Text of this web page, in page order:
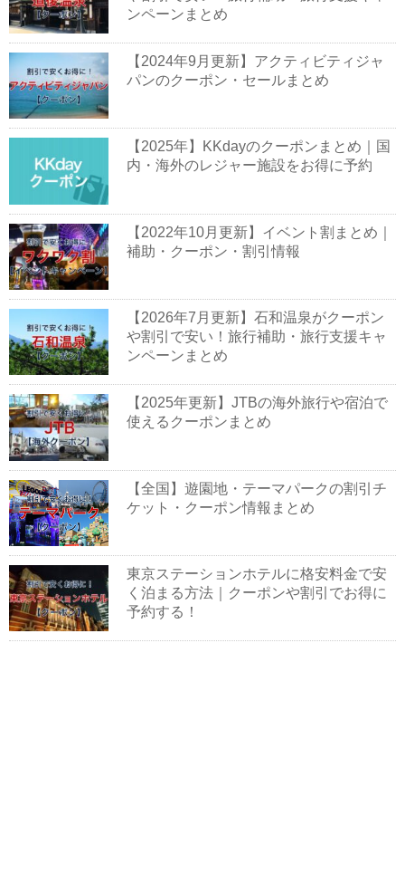
ンペーンまとめ
【2024年9月更新】アクティビティジャ
パンのクーポン・セールまとめ
【2025年】KKdayのクーポンまとめ｜国
内・海外のレジャー施設をお得に予約
【2022年10月更新】イベント割まとめ｜
補助・クーポン・割引情報
【2026年7月更新】石和温泉がクーポン
や割引で安い！旅行補助・旅行支援キャ
ンペーンまとめ
【2025年更新】JTBの海外旅行や宿泊で
使えるクーポンまとめ
【全国】遊園地・テーマパークの割引チ
ケット・クーポン情報まとめ
東京ステーションホテルに格安料金で安
く泊まる方法｜クーポンや割引でお得に
予約する！